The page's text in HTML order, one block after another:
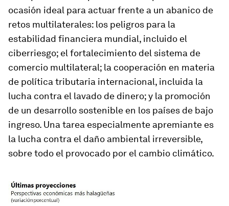
ocasión ideal para actuar frente a un abanico de
retos multilaterales: los peligros para la
estabilidad financiera mundial, incluido el
ciberriesgo; el fortalecimiento del sistema de
comercio multilateral; la cooperación en materia
de política tributaria internacional, incluida la
lucha contra el lavado de dinero; y la promoción
de un desarrollo sostenible en los países de bajo
ingreso. Una tarea especialmente apremiante es
la lucha contra el daño ambiental irreversible,
sobre todo el provocado por el cambio climático.